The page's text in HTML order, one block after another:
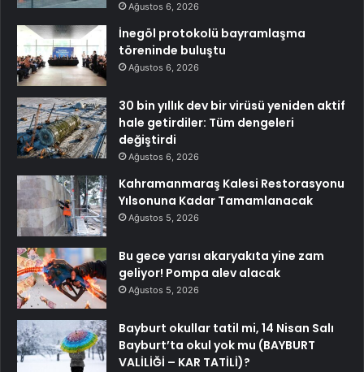
Ağustos 6, 2026
İnegöl protokolü bayramlaşma
töreninde buluştu
Ağustos 6, 2026
30 bin yıllık dev bir virüsü yeniden aktif
hale getirdiler: Tüm dengeleri
değiştirdi
Ağustos 6, 2026
Kahramanmaraş Kalesi Restorasyonu
Yılsonuna Kadar Tamamlanacak
Ağustos 5, 2026
Bu gece yarısı akaryakıta yine zam
geliyor! Pompa alev alacak
Ağustos 5, 2026
Bayburt okullar tatil mi, 14 Nisan Salı
Bayburt’ta okul yok mu (BAYBURT
VALİLİĞİ – KAR TATİLİ)?